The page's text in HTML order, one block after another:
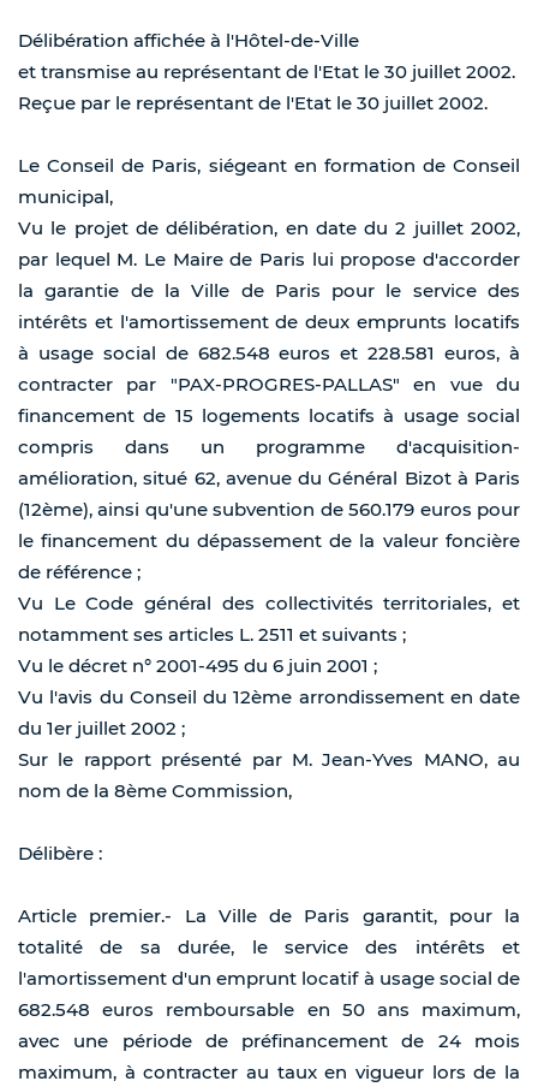
Délibération affichée à l'Hôtel-de-Ville
et transmise au représentant de l'Etat le 30 juillet 2002.
Reçue par le représentant de l'Etat le 30 juillet 2002.
Le Conseil de Paris, siégeant en formation de Conseil
municipal,
Vu le projet de délibération, en date du 2 juillet 2002,
par lequel M. Le Maire de Paris lui propose d'accorder
la garantie de la Ville de Paris pour le service des
intérêts et l'amortissement de deux emprunts locatifs
à usage social de 682.548 euros et 228.581 euros, à
contracter par "PAX-PROGRES-PALLAS" en vue du
financement de 15 logements locatifs à usage social
compris dans un programme d'acquisition-
amélioration, situé 62, avenue du Général Bizot à Paris
(12ème), ainsi qu'une subvention de 560.179 euros pour
le financement du dépassement de la valeur foncière
de référence ;
Vu Le Code général des collectivités territoriales, et
notamment ses articles L. 2511 et suivants ;
Vu le décret n° 2001-495 du 6 juin 2001 ;
Vu l'avis du Conseil du 12ème arrondissement en date
du 1er juillet 2002 ;
Sur le rapport présenté par M. Jean-Yves MANO, au
nom de la 8ème Commission,
Délibère :
Article premier.- La Ville de Paris garantit, pour la
totalité de sa durée, le service des intérêts et
l'amortissement d'un emprunt locatif à usage social de
682.548 euros remboursable en 50 ans maximum,
avec une période de préfinancement de 24 mois
maximum, à contracter au taux en vigueur lors de la